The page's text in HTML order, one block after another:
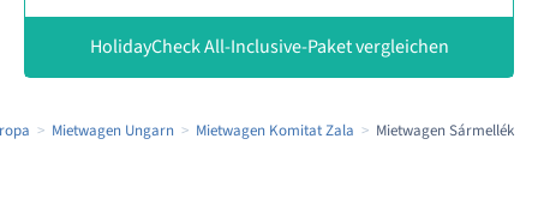
HolidayCheck All-Inclusive-Paket vergleichen
Mietwagen Ungarn Mietwagen Komitat Zala Mietwagen Sármellék